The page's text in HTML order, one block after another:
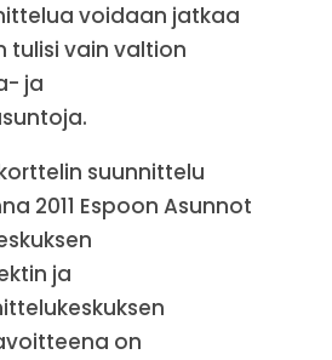
voidaan jatkaa
tulisi vain valtion
ja
suunnittelu
2011 Espoon Asunnot
ja
on